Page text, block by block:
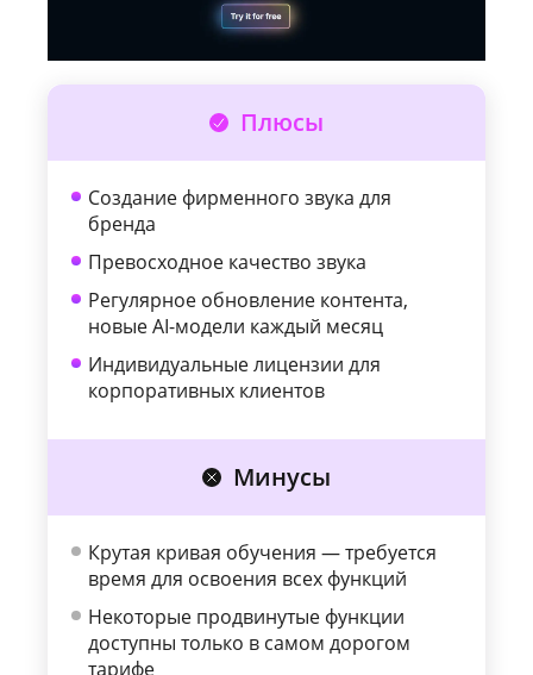
Плюсы
Создание фирменного звука для
бренда
Превосходное качество звука
Регулярное обновление контента,
новые AI-модели каждый месяц
Индивидуальные лицензии для
корпоративных клиентов
Минусы
Крутая кривая обучения — требуется
время для освоения всех функций
Некоторые продвинутые функции
доступны только в самом дорогом
тарифе